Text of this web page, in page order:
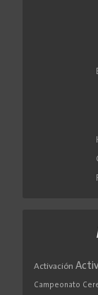
Activación
Campeonato